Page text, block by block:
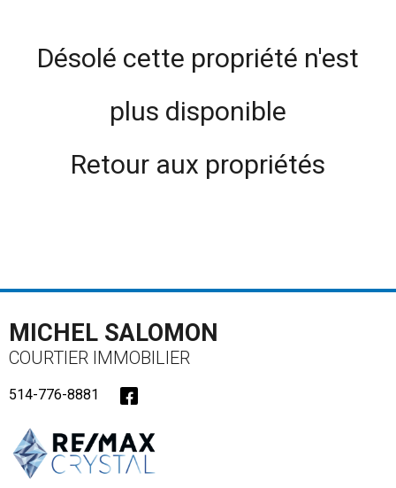
Désolé cette propriété n'est
plus disponible
Retour aux propriétés
MICHEL SALOMON
COURTIER IMMOBILIER
514-776-8881